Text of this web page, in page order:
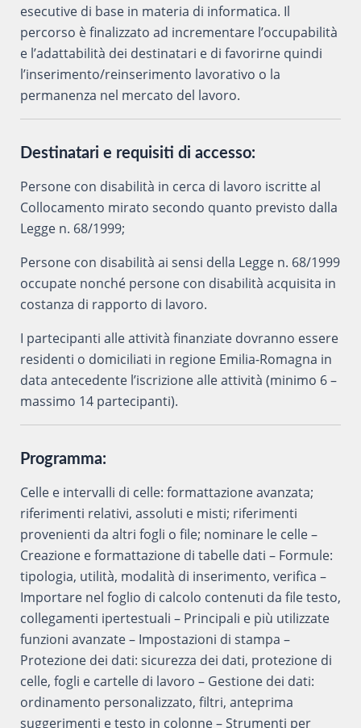
esecutive di base in materia di informatica. Il
percorso è finalizzato ad incrementare l’occupabilità
e l’adattabilità dei destinatari e di favorirne quindi
l’inserimento/reinserimento lavorativo o la
permanenza nel mercato del lavoro.
Destinatari e requisiti di accesso:
Persone con disabilità in cerca di lavoro iscritte al
Collocamento mirato secondo quanto previsto dalla
Legge n. 68/1999;
Persone con disabilità ai sensi della Legge n. 68/1999
occupate nonché persone con disabilità acquisita in
costanza di rapporto di lavoro.
I partecipanti alle attività finanziate dovranno essere
residenti o domiciliati in regione Emilia-Romagna in
data antecedente l’iscrizione alle attività (minimo 6 –
massimo 14 partecipanti).
Programma:
Celle e intervalli di celle: formattazione avanzata;
riferimenti relativi, assoluti e misti; riferimenti
provenienti da altri fogli o file; nominare le celle –
Creazione e formattazione di tabelle dati – Formule:
tipologia, utilità, modalità di inserimento, verifica –
Importare nel foglio di calcolo contenuti da file testo,
collegamenti ipertestuali – Principali e più utilizzate
funzioni avanzate – Impostazioni di stampa –
Protezione dei dati: sicurezza dei dati, protezione di
celle, fogli e cartelle di lavoro – Gestione dei dati:
ordinamento personalizzato, filtri, anteprima
suggerimenti e testo in colonne – Strumenti per